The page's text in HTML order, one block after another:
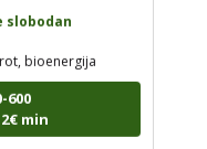
slobodan
tarot, bioenergija
bioenergija
600
min